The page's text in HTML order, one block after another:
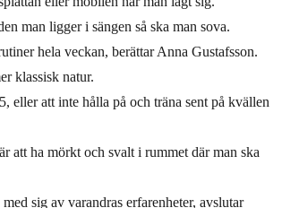
man ligger i sängen så ska man sova.
hela veckan, berättar Anna Gustafsson.
klassisk natur.
eller att inte hålla på och träna sent på kvällen
att ha mörkt och svalt i rummet där man ska
sig av varandras erfarenheter, avslutar